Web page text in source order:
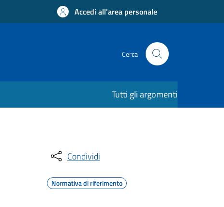
Accedi all'area personale
Cerca
Tutti gli argomenti
Condividi
Normativa di riferimento